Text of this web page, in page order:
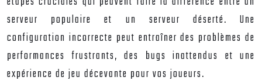
serveur populaire et un serveur déserté. Une
configuration incorrecte peut entraîner des problèmes de
performances frustrants, des bugs inattendus et une
expérience de jeu décevante pour vos joueurs.